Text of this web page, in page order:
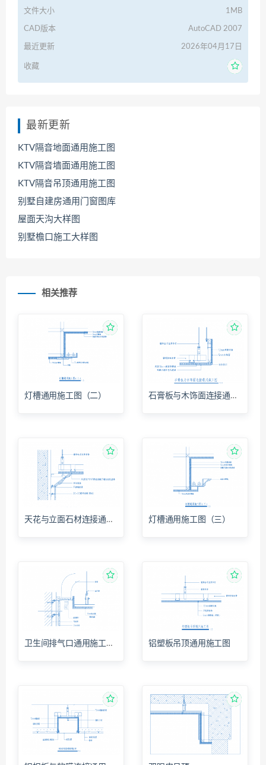
文件大小 1MB
CAD版本 AutoCAD 2007
最近更新 2026年04月17日
收藏
最新更新
KTV隔音地面通用施工图
KTV隔音墙面通用施工图
KTV隔音吊顶通用施工图
别墅自建房通用门窗图库
屋面天沟大样图
别墅檐口施工大样图
相关推荐
灯槽通用施工图（二） 石膏板与木饰面连接通用施工图
天花与立面石材连接通用施工图（三） 灯槽通用施工图（三）
卫生间排气口通用施工图（一） 铝塑板吊顶通用施工图